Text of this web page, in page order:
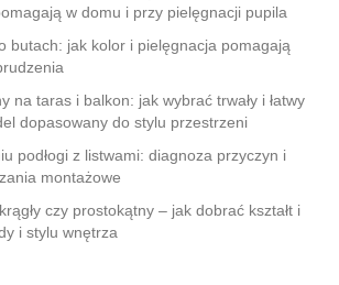
w domu i przy pielęgnacji pupila
butach: jak kolor i pielęgnacja pomagają
na taras i balkon: jak wybrać trwały i łatwy
dopasowany do stylu przestrzeni
podłogi z listwami: diagnoza przyczyn i
montażowe
czy prostokątny – jak dobrać kształt i
i stylu wnętrza